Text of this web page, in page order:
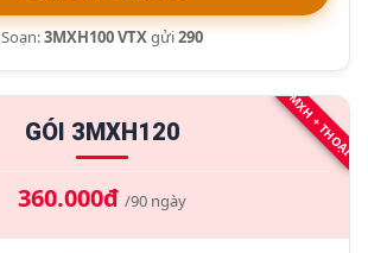
Soạn:3MXH100 VTXgửi290
MXH + THOẠI
GÓI 3MXH120
360.000đ /90 ngày